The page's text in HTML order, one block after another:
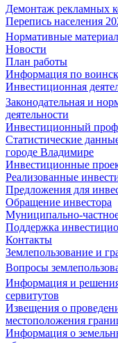
Демонтаж рекламных
Перепись населения
Нормативные
Новости
План работы
Информация по
Инвестиционная
Законодательная и
деятельности
Инвестиционный
Статистические
городе Владимире
Инвестиционные
Реализованные
Предложения для
Обращение инвестора
Муниципально-
Поддержка
Контакты
Землепользование и
Вопросы
Информация и
сервитутов
Извещения о
местоположения
Информация о